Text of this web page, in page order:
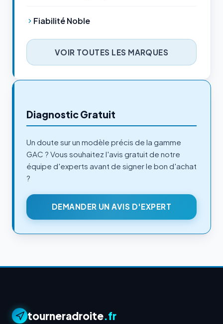
Fiabilité Noble
VOIR TOUTES LES MARQUES
Diagnostic Gratuit
Un doute sur un modèle précis de la gamme
GAC ? Vous souhaitez l'avis gratuit de notre
équipe d'experts avant de signer le bon d'achat
?
DEMANDER UN AVIS D'EXPERT
tourneradroite.fr